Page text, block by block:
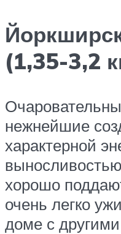
(1,35-3,2
нежнейшие
характерной
хорошо
очень легко
доме с